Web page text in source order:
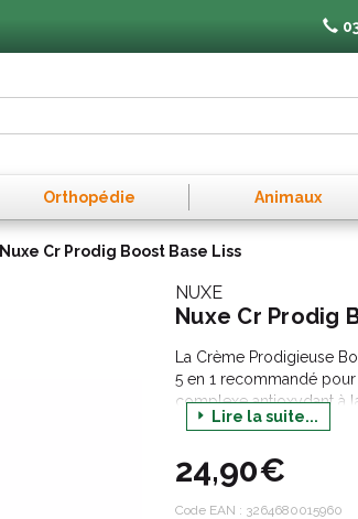
Orthopédie Animaux
Nuxe Cr Prodig Boost Base Liss
NUXE
Nuxe Cr Prodig
La Crème Prodigieuse
5 en 1 recommandé
complexe antioxydant à
elle agit sur les
Lire la suite...
24,90€
Code EAN : 3264680015960